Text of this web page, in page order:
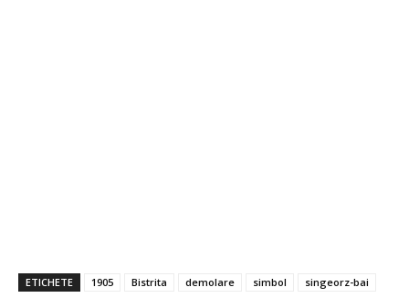
ETICHETE 1905 Bistrita demolare simbol
singeorz-bai